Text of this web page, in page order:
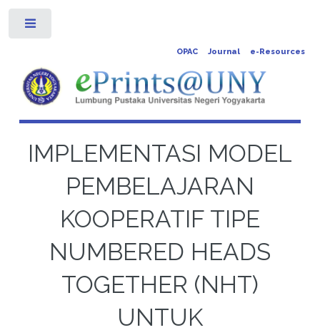
OPAC Journal e-Resources
IMPLEMENTASI MODEL
PEMBELAJARAN
KOOPERATIF TIPE
NUMBERED HEADS
TOGETHER (NHT)
UNTUK